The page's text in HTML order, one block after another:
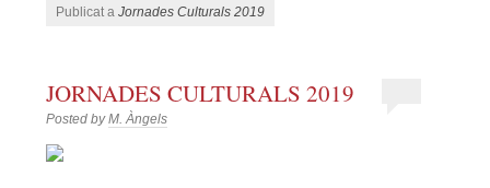
Publicat aJornades Culturals 2019
JORNADES CULTURALS 2019
Posted byM. Àngels